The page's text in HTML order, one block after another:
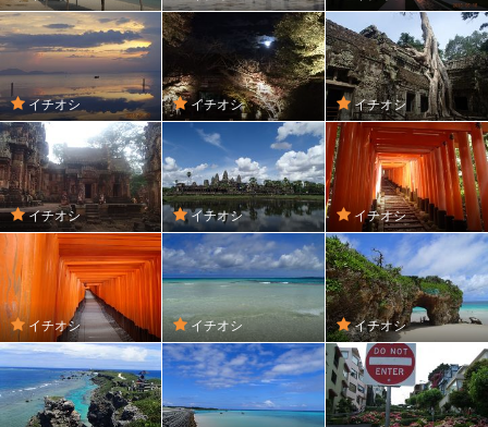
イチオシ イチオシ イチオシ
イチオシ イチオシ イチオシ
イチオシ イチオシ イチオシ